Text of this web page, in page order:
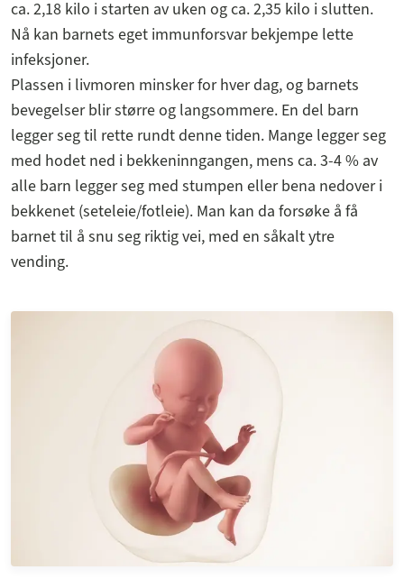
ca. 2,18 kilo i starten av uken og ca. 2,35 kilo i slutten.
Nå kan barnets eget immunforsvar bekjempe lette
infeksjoner.
Plassen i livmoren minsker for hver dag, og barnets
bevegelser blir større og langsommere. En del barn
legger seg til rette rundt denne tiden. Mange legger seg
med hodet ned i bekkeninngangen, mens ca. 3-4 % av
alle barn legger seg med stumpen eller bena nedover i
bekkenet (seteleie/fotleie). Man kan da forsøke å få
barnet til å snu seg riktig vei, med en såkalt ytre
vending.